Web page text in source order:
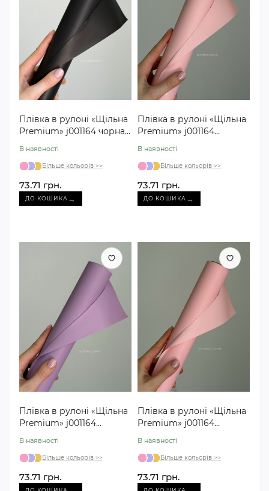
Плівка в рулоні «Щільна
Premium» j001164 чорна
В наявності
Більше кольорів >>
73.71 грн.
ДО КОШИКА →
Плівка в рулоні «Щільна
Premium» j001164
В наявності
Більше кольорів >>
73.71 грн.
ДО КОШИКА →
Плівка в рулоні «Щільна
Premium» j001164
В наявності
Більше кольорів >>
73.71 грн.
Плівка в рулоні «Щільна
Premium» j001164
В наявності
Більше кольорів >>
73.71 грн.